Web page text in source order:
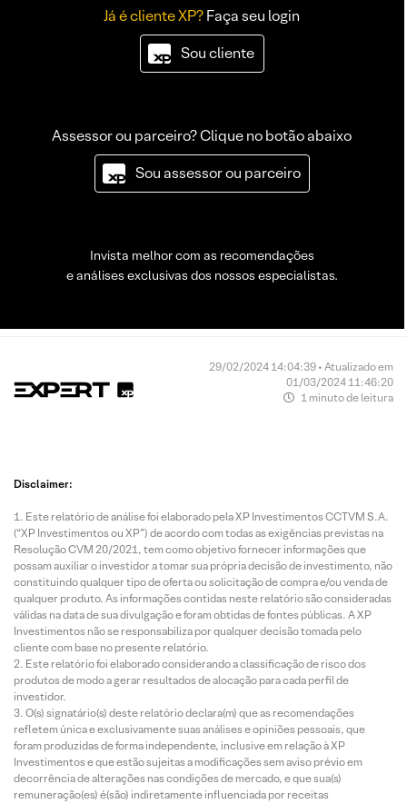
Já é cliente XP?Faça seu login
Sou cliente
Assessor ou parceiro? Clique no botão abaixo
Sou assessor ou parceiro
Invista melhor com as recomendações
e análises exclusivas dos nossos especialistas.
29/02/2024 14:04:39 • Atualizado em
01/03/2024 11:46:20
1 minuto de leitura
Disclaimer:
Este relatório de análise foi elaborado pela XP Investimentos CCTVM S.A.
(“XP Investimentos ou XP”) de acordo com todas as exigências previstas na
Resolução CVM 20/2021, tem como objetivo fornecer informações que
possam auxiliar o investidor a tomar sua própria decisão de investimento, não
constituindo qualquer tipo de oferta ou solicitação de compra e/ou venda de
qualquer produto. As informações contidas neste relatório são consideradas
válidas na data de sua divulgação e foram obtidas de fontes públicas. A XP
Investimentos não se responsabiliza por qualquer decisão tomada pelo
cliente com base no presente relatório.
Este relatório foi elaborado considerando a classificação de risco dos
produtos de modo a gerar resultados de alocação para cada perfil de
investidor.
O(s) signatário(s) deste relatório declara(m) que as recomendações
refletem única e exclusivamente suas análises e opiniões pessoais, que
foram produzidas de forma independente, inclusive em relação à XP
Investimentos e que estão sujeitas a modificações sem aviso prévio em
decorrência de alterações nas condições de mercado, e que sua(s)
remuneração(es) é(são) indiretamente influenciada por receitas